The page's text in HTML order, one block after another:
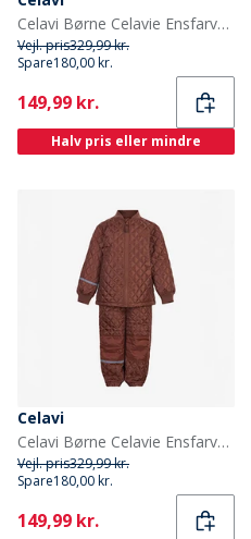
Celavi Børne Celavie Ensfarvet Basis Termosæt Cerulean
Vejl. pris329,99 kr.
Spare180,00 kr.
Current
149,99 kr.
Halv pris eller mindre
Celavi
Celavi Børne Celavie Ensfarvet Basis Termosæt Tortoise Shell
Vejl. pris329,99 kr.
Spare180,00 kr.
Current
149,99 kr.